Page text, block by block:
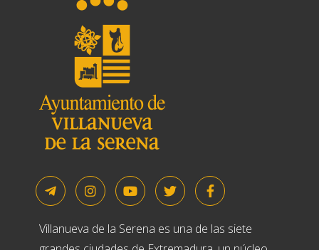
Villanueva de la Serena es una de las siete